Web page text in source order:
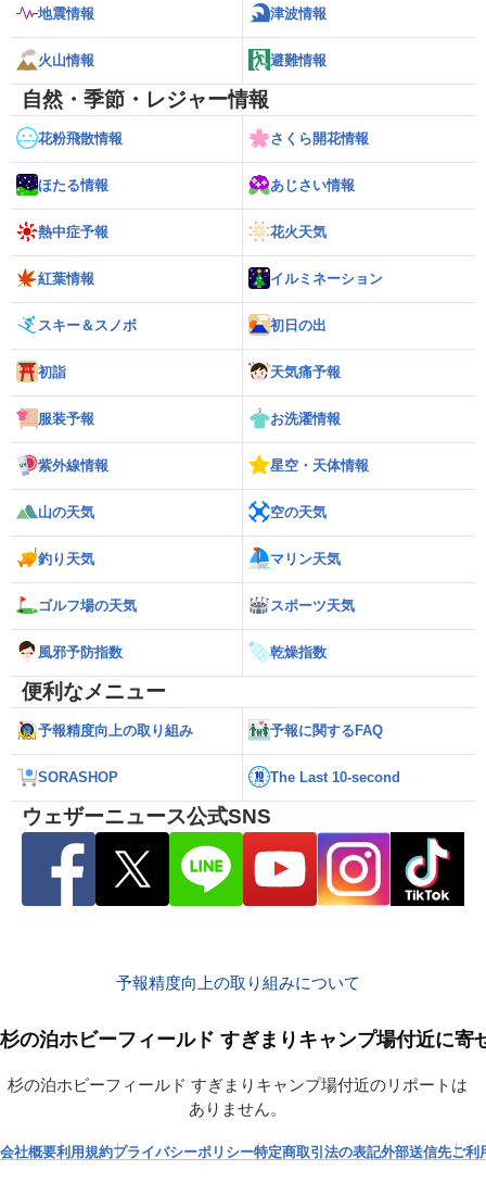
地震情報 津波情報
火山情報 避難情報
自然・季節・レジャー情報
花粉飛散情報 さくら開花情報
ほたる情報 あじさい情報
熱中症予報 花火天気
紅葉情報 イルミネーション
スキー＆スノボ 初日の出
初詣 天気痛予報
服装予報 お洗濯情報
紫外線情報 星空・天体情報
山の天気 空の天気
釣り天気 マリン天気
ゴルフ場の天気 スポーツ天気
風邪予防指数 乾燥指数
便利なメニュー
予報精度向上の取り組み 予報に関するFAQ
SORASHOP The Last 10-second
ウェザーニュース公式SNS
予報精度向上の取り組みについて
杉の泊ホビーフィールド すぎまりキャンプ場付近に寄
杉の泊ホビーフィールド すぎまりキャンプ場付近のリポートは
ありません。
会社概要利用規約プライバシーポリシー特定商取引法の表記外部送信先ご利